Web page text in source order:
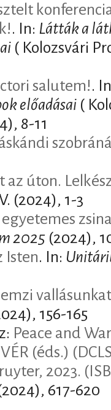
. In: Látták a
( Kolozsvári
salutem!.
előadásai (
8-11
az úton.
(2024), 1-3
2025 (2024),
Isten. In:
156-165
Peace and
(éds.)
2023.
617-620